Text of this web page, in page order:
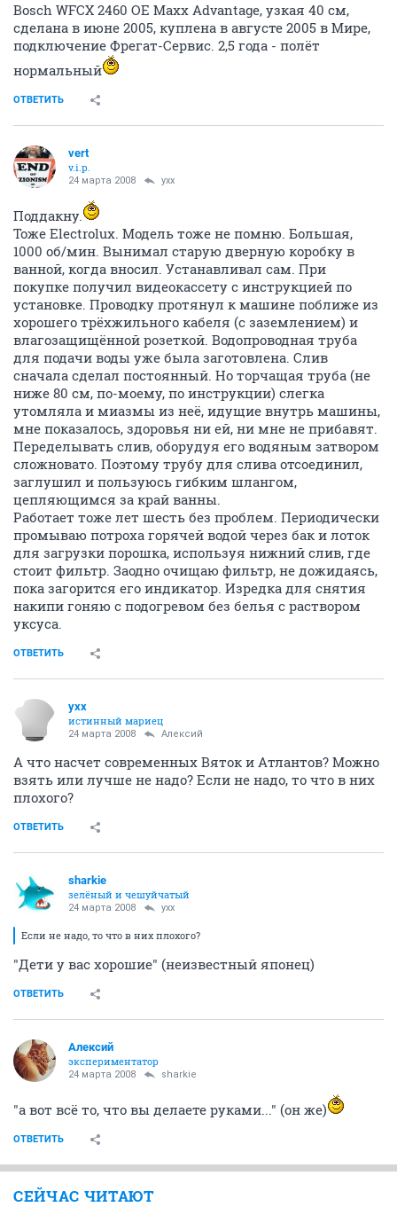
Bosch WFCX 2460 OE Maxx Advantage, узкая 40 см,
сделана в июне 2005, куплена в августе 2005 в Мире,
подключение Фрегат-Сервис. 2,5 года - полёт
нормальный
ОТВЕТИТЬ
vert
v.i.p.
24 марта 2008 yxx
Поддакну.
Тоже Electrolux. Модель тоже не помню. Большая,
1000 об/мин. Вынимал старую дверную коробку в
ванной, когда вносил. Устанавливал сам. При
покупке получил видеокассету с инструкцией по
установке. Проводку протянул к машине поближе из
хорошего трёхжильного кабеля (с заземлением) и
влагозащищённой розеткой. Водопроводная труба
для подачи воды уже была заготовлена. Слив
сначала сделал постоянный. Но торчащая труба (не
ниже 80 см, по-моему, по инструкции) слегка
утомляла и миазмы из неё, идущие внутрь машины,
мне показалось, здоровья ни ей, ни мне не прибавят.
Переделывать слив, оборудуя его водяным затвором
сложновато. Поэтому трубу для слива отсоединил,
заглушил и пользуюсь гибким шлангом,
цепляющимся за край ванны.
Работает тоже лет шесть без проблем. Периодически
промываю потроха горячей водой через бак и лоток
для загрузки порошка, используя нижний слив, где
стоит фильтр. Заодно очищаю фильтр, не дожидаясь,
пока загорится его индикатор. Изредка для снятия
накипи гоняю с подогревом без белья с раствором
уксуса.
ОТВЕТИТЬ
yxx
истинный мариец
24 марта 2008 Алексий
А что насчет современных Вяток и Атлантов? Можно
взять или лучше не надо? Если не надо, то что в них
плохого?
ОТВЕТИТЬ
sharkie
зелёный и чешуйчатый
24 марта 2008 yxx
Если не надо, то что в них плохого?
"Дети у вас хорошие" (неизвестный японец)
ОТВЕТИТЬ
Алексий
экспериментатор
24 марта 2008 sharkie
"а вот всё то, что вы делаете руками..." (он же)
ОТВЕТИТЬ
СЕЙЧАС ЧИТАЮТ